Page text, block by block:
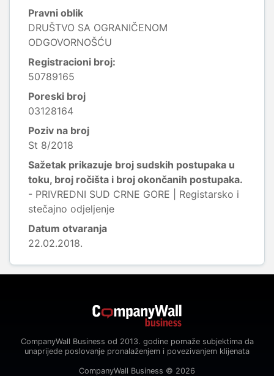
Pravni oblik
DRUŠTVO SA OGRANIČENOM
ODGOVORNOŠĆU
Registracioni broj:
50789165
Poreski broj
03128164
Poziv na broj
St 8/2018
Sažetak prikazuje broj sudskih postupaka u
toku, broj ročišta i broj okončanih postupaka.
- PRIVREDNI SUD CRNE GORE | Registarsko i
stečajno odjeljenje
Datum otvaranja
22.02.2018.
CompanyWall Business od 2013. godine pomaže subjektima da
unaprijede poslovanje pronalaženjem i povezivanjem klijenata
CompanyWall Business © 2026